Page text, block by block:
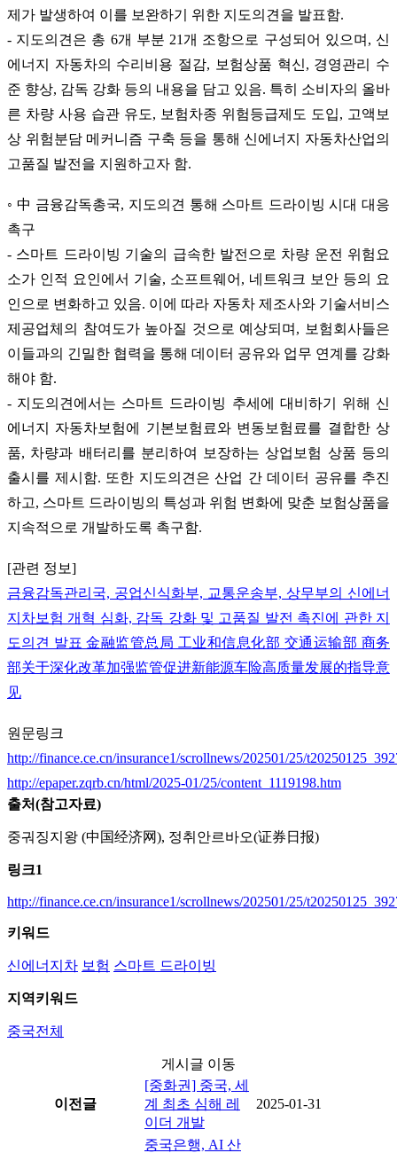
제가 발생하여 이를 보완하기 위한 지도의견을 발표함.
- 지도의견은 총 6개 부분 21개 조항으로 구성되어 있으며, 신
에너지 자동차의 수리비용 절감, 보험상품 혁신, 경영관리 수
준 향상, 감독 강화 등의 내용을 담고 있음. 특히 소비자의 올바
른 차량 사용 습관 유도, 보험차종 위험등급제도 도입, 고액보
상 위험분담 메커니즘 구축 등을 통해 신에너지 자동차산업의
고품질 발전을 지원하고자 함.
◦ 中 금융감독총국, 지도의견 통해 스마트 드라이빙 시대 대응
촉구
- 스마트 드라이빙 기술의 급속한 발전으로 차량 운전 위험요
소가 인적 요인에서 기술, 소프트웨어, 네트워크 보안 등의 요
인으로 변화하고 있음. 이에 따라 자동차 제조사와 기술서비스
제공업체의 참여도가 높아질 것으로 예상되며, 보험회사들은
이들과의 긴밀한 협력을 통해 데이터 공유와 업무 연계를 강화
해야 함.
- 지도의견에서는 스마트 드라이빙 추세에 대비하기 위해 신
에너지 자동차보험에 기본보험료와 변동보험료를 결합한 상
품, 차량과 배터리를 분리하여 보장하는 상업보험 상품 등의
출시를 제시함. 또한 지도의견은 산업 간 데이터 공유를 추진
하고, 스마트 드라이빙의 특성과 위험 변화에 맞춘 보험상품을
지속적으로 개발하도록 촉구함.
[관련 정보]
금융감독관리국, 공업신식화부, 교통운송부, 상무부의 신에너
지차보험 개혁 심화, 감독 강화 및 고품질 발전 촉진에 관한 지
도의견 발표 金融监管总局 工业和信息化部 交通运输部 商务
部关于深化改革加强监管促进新能源车险高质量发展的指导意
见
원문링크
http://finance.ce.cn/insurance1/scrollnews/202501/25/
http://epaper.zqrb.cn/html/2025-01/25/content_1119198.htm
출처(참고자료)
중궈징지왕 (中国经济网), 정취안르바오(证券日报)
링크1
http://finance.ce.cn/insurance1/scrollnews/202501/25/
키워드
신에너지차 보험 스마트 드라이빙
지역키워드
중국전체
게시글 이동
이전글
[중화권] 중국, 세
계 최초 심해 레
이더 개발
2025-01-31
중국은행, AI 산